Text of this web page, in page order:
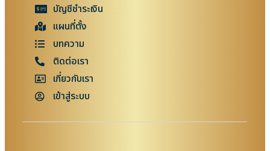
บัญชีชำระเงิน
แผนที่ตั้ง
บทความ
ติดต่อเรา
เกี่ยวกับเรา
เข้าสู่ระบบ